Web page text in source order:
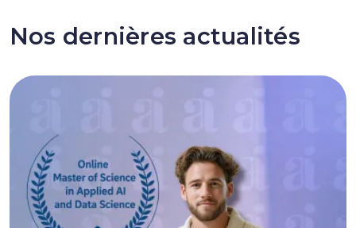
Nos dernières actualités